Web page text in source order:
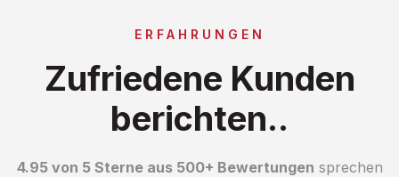
ERFAHRUNGEN
Zufriedene Kunden
berichten..
4.95 von 5 Sterne aus 500+ Bewertungen sprechen